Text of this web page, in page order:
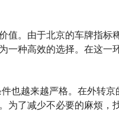
值。由于北京的车牌指
种高效的选择。在这
也越来越严格。在外转
了减少不必要的麻烦，